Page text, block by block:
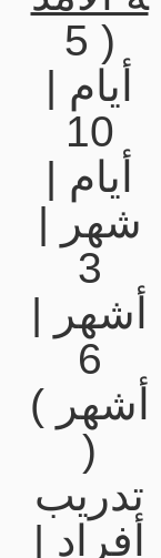
( 5
أيام |
10
أيام |
شهر |
3
أشهر |
6
أشهر )
(
تدريب
أفراد |